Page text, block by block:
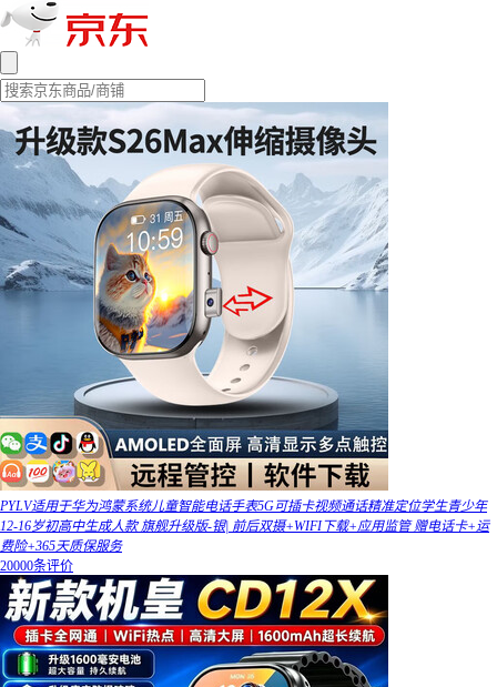
PYLV适用于华为鸿蒙系统儿童智能电话手表5G可插卡视频通话精准定位学生青少年
12-16岁初高中生成人款 旗舰升级版-银| 前后双摄+WIFI下载+应用监管 赠电话卡+运
费险+365天质保服务
20000条评价